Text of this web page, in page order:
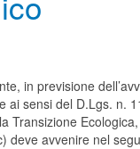
in previsione
ai sensi del D.Lgs. n.
Transizione
deve avvenire nel